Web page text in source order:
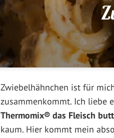
Zwiebelhähnchen ist für
zusammenkommt. Ich liebe
Thermomix® das Fleisch
kaum. Hier kommt mein